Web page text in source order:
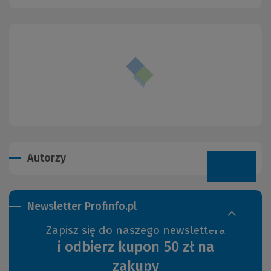
Autorzy
Newsletter Profinfo.pl
Zapisz się do naszego newslettera
i odbierz kupon 50 zł na
zakupy